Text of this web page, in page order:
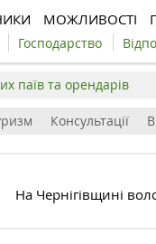
МОЖЛИВОСТІ
Господарство
паїв та орендарів
Консультації
На Чернігівщині